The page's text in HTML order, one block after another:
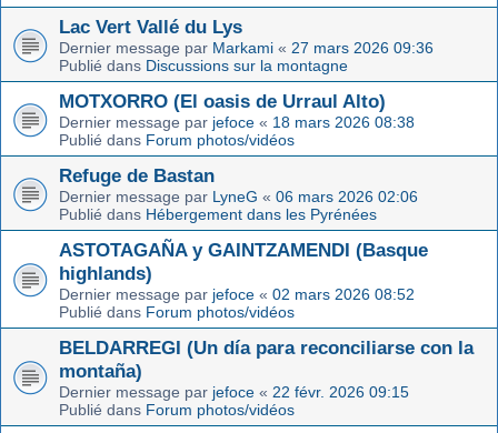
Lac Vert Vallé du Lys
Dernier message par Markami « 27 mars 2026 09:36
Publié dans Discussions sur la montagne
MOTXORRO (El oasis de Urraul Alto)
Dernier message par jefoce « 18 mars 2026 08:38
Publié dans Forum photos/vidéos
Refuge de Bastan
Dernier message par LyneG « 06 mars 2026 02:06
Publié dans Hébergement dans les Pyrénées
ASTOTAGAÑA y GAINTZAMENDI (Basque
highlands)
Dernier message par jefoce « 02 mars 2026 08:52
Publié dans Forum photos/vidéos
BELDARREGI (Un día para reconciliarse con la
montaña)
Dernier message par jefoce « 22 févr. 2026 09:15
Publié dans Forum photos/vidéos